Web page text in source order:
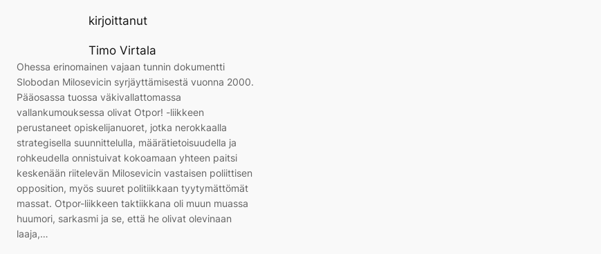
kirjoittanut
Timo Virtala
Ohessa erinomainen vajaan tunnin dokumentti
Slobodan Milosevicin syrjäyttämisestä vuonna 2000.
Pääosassa tuossa väkivallattomassa
vallankumouksessa olivat Otpor! -liikkeen
perustaneet opiskelijanuoret, jotka nerokkaalla
strategisella suunnittelulla, määrätietoisuudella ja
rohkeudella onnistuivat kokoamaan yhteen paitsi
keskenään riitelevän Milosevicin vastaisen poliittisen
opposition, myös suuret politiikkaan tyytymättömät
massat. Otpor-liikkeen taktiikkana oli muun muassa
huumori, sarkasmi ja se, että he olivat olevinaan
laaja,…